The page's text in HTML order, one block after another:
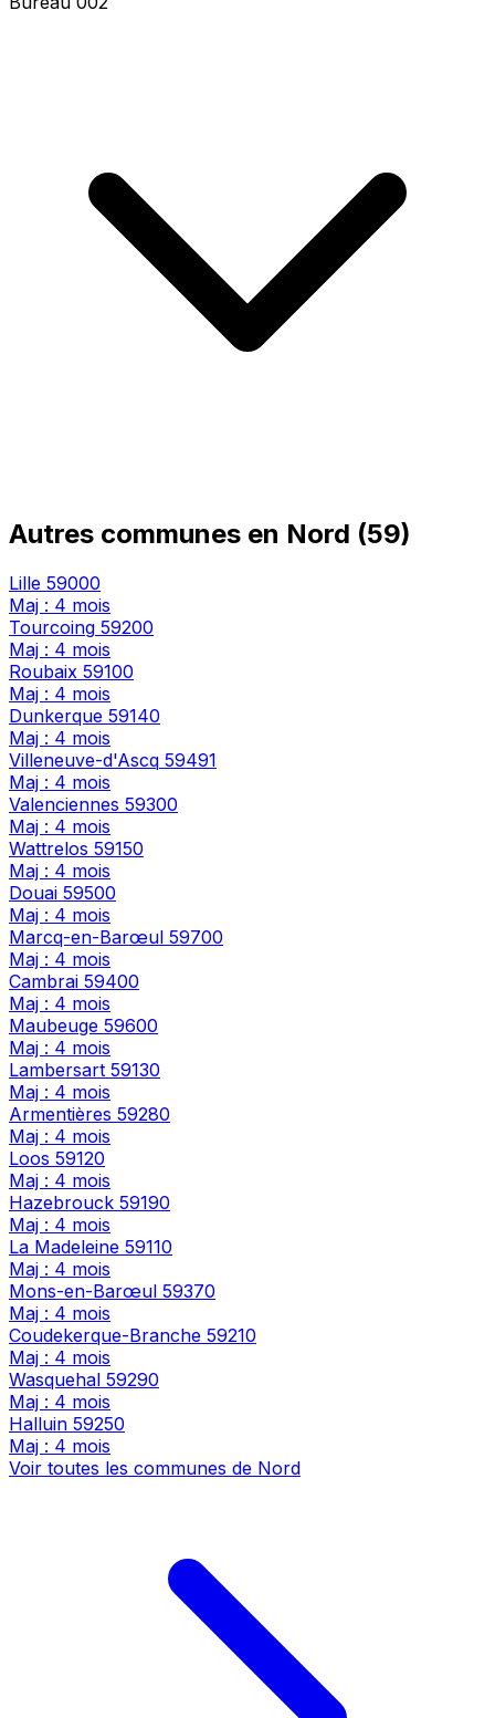
Autres communes en Nord (59)
Lille 59000
Maj : 4 mois
Tourcoing 59200
Maj : 4 mois
Roubaix 59100
Maj : 4 mois
Dunkerque 59140
Maj : 4 mois
Villeneuve-d'Ascq 59491
Maj : 4 mois
Valenciennes 59300
Maj : 4 mois
Wattrelos 59150
Maj : 4 mois
Douai 59500
Maj : 4 mois
Marcq-en-Barœul 59700
Maj : 4 mois
Cambrai 59400
Maj : 4 mois
Maubeuge 59600
Maj : 4 mois
Lambersart 59130
Maj : 4 mois
Armentières 59280
Maj : 4 mois
Loos 59120
Maj : 4 mois
Hazebrouck 59190
Maj : 4 mois
La Madeleine 59110
Maj : 4 mois
Mons-en-Barœul 59370
Maj : 4 mois
Coudekerque-Branche 59210
Maj : 4 mois
Wasquehal 59290
Maj : 4 mois
Halluin 59250
Maj : 4 mois
Voir toutes les communes de Nord